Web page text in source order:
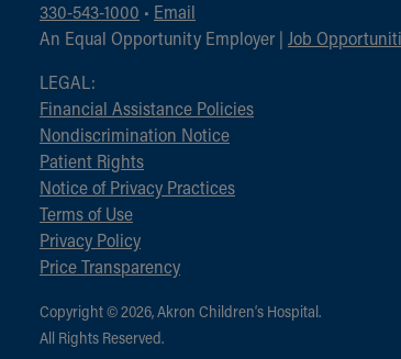
330-543-1000 • Email
An Equal Opportunity Employer | Job
LEGAL:
Financial Assistance Policies
Nondiscrimination Notice
Patient Rights
Notice of Privacy Practices
Terms of Use
Privacy Policy
Price Transparency
Copyright © 2026, Akron Children‘s Hospital.
All Rights Reserved.